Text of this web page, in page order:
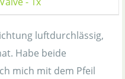
luftdurchlässig,
Habe beide
mich mit dem Pfeil